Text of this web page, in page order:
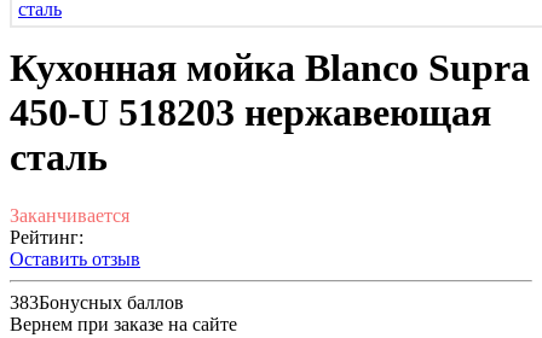
Кухонная мойка Blanco Supra
450-U 518203 нержавеющая
сталь
Заканчивается
Рейтинг:
Оставить отзыв
383Бонусных баллов
Вернем при заказе на сайте